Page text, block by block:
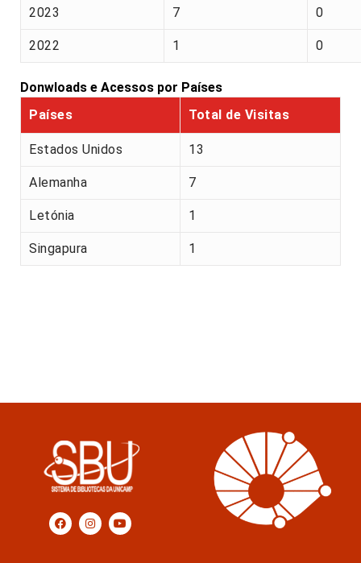
2023 7 0
2022 1 0
Donwloads e Acessos por Países
Países
Total de Visitas
Estados Unidos 13
Alemanha 7
Letónia 1
Singapura 1